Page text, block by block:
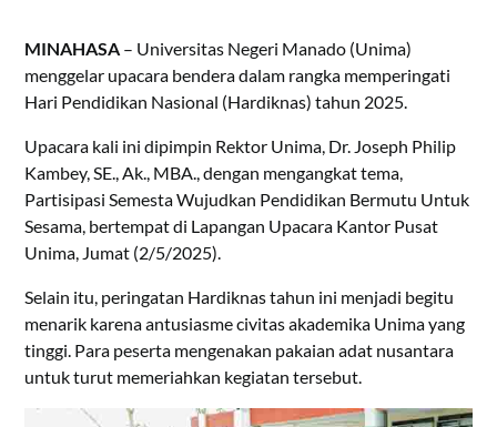
MINAHASA – Universitas Negeri Manado (Unima)
menggelar upacara bendera dalam rangka memperingati
Hari Pendidikan Nasional (Hardiknas) tahun 2025.
Upacara kali ini dipimpin Rektor Unima, Dr. Joseph Philip
Kambey, SE., Ak., MBA., dengan mengangkat tema,
Partisipasi Semesta Wujudkan Pendidikan Bermutu Untuk
Sesama, bertempat di Lapangan Upacara Kantor Pusat
Unima, Jumat (2/5/2025).
Selain itu, peringatan Hardiknas tahun ini menjadi begitu
menarik karena antusiasme civitas akademika Unima yang
tinggi. Para peserta mengenakan pakaian adat nusantara
untuk turut memeriahkan kegiatan tersebut.